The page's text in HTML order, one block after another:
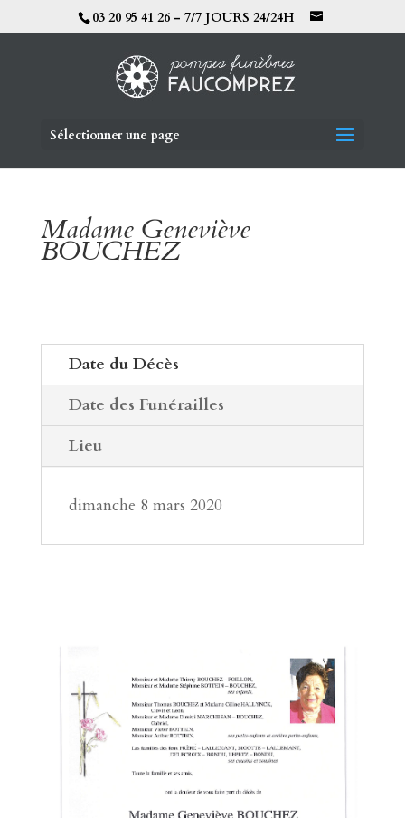
03 20 95 41 26 - 7/7 JOURS 24/24H
Sélectionner une page
Madame Geneviève
BOUCHEZ
Date du Décès
Date des Funérailles
Lieu
dimanche 8 mars 2020